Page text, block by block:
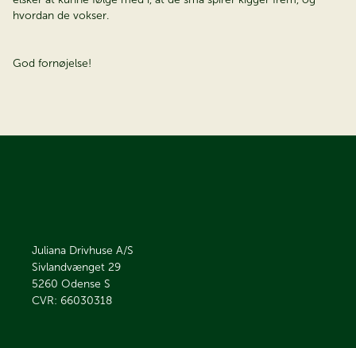
hvordan de vokser.
God fornøjelse!
Juliana Drivhuse A/S
Sivlandvænget 29
5260 Odense S
CVR: 66030318